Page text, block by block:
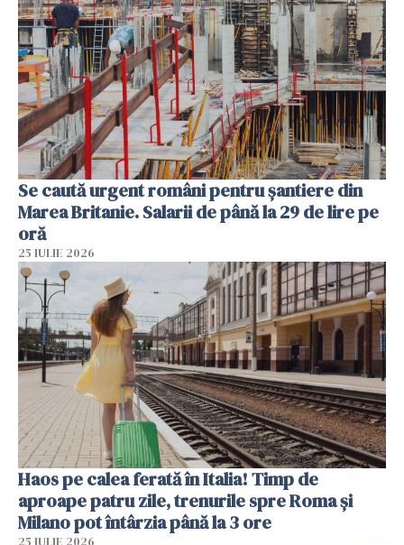
Se caută urgent români pentru șantiere din
Marea Britanie. Salarii de până la 29 de lire pe
oră
25 IULIE 2026
Haos pe calea ferată în Italia! Timp de
aproape patru zile, trenurile spre Roma și
Milano pot întârzia până la 3 ore
25 IULIE 2026